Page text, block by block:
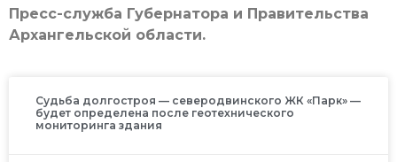
Пресс-служба Губернатора и Правительства
Архангельской области.
Судьба долгостроя — северодвинского ЖК «Парк» —
будет определена после геотехнического
мониторинга здания